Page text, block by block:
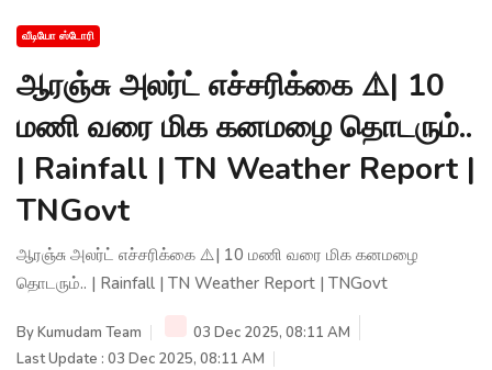
வீடியோ ஸ்டோரி
ஆரஞ்சு அலர்ட் எச்சரிக்கை ⚠️| 10
மணி வரை மிக கனமழை தொடரும்..
| Rainfall | TN Weather Report |
TNGovt
ஆரஞ்சு அலர்ட் எச்சரிக்கை ⚠️| 10 மணி வரை மிக கனமழை
தொடரும்.. | Rainfall | TN Weather Report | TNGovt
ByKumudam Team
03 Dec 2025, 08:11 AM
Last Update : 03 Dec 2025, 08:11 AM